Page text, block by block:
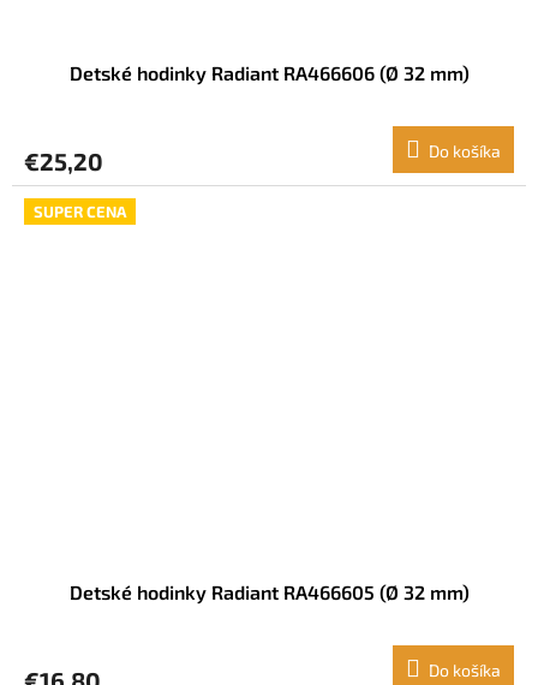
Detské hodinky Radiant RA466606 (Ø 32 mm)
€25,20 Do košíka
SUPER CENA
Detské hodinky Radiant RA466605 (Ø 32 mm)
Do košíka